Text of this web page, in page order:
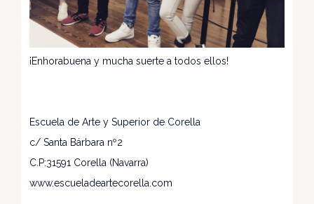
¡Enhorabuena y mucha suerte a todos ellos!
Escuela de Arte y Superior de Corella
c/ Santa Bárbara nº2
C.P:31591 Corella (Navarra)
www.escueladeartecorella.com